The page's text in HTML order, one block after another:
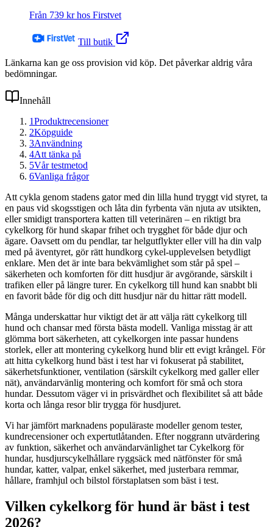
Från 739 kr hos Firstvet
Till butik
Länkarna kan ge oss provision vid köp. Det påverkar aldrig våra
bedömningar.
Innehåll
1Produktrecensioner
2Köpguide
3Användning
4Att tänka på
5Vår testmetod
6Vanliga frågor
Att cykla genom stadens gator med din lilla hund tryggt vid styret, ta
en paus vid skogsstigen och låta din fyrbenta vän njuta av utsikten,
eller smidigt transportera katten till veterinären – en riktigt bra
cykelkorg för hund skapar frihet och trygghet för både djur och
ägare. Oavsett om du pendlar, tar helgutflykter eller vill ha din valp
med på äventyret, gör rätt hundkorg cykel-upplevelsen betydligt
enklare. Men det är inte bara bekvämlighet som står på spel –
säkerheten och komforten för ditt husdjur är avgörande, särskilt i
trafiken eller på längre turer. En cykelkorg till hund kan snabbt bli
en favorit både för dig och ditt husdjur när du hittar rätt modell.
Många underskattar hur viktigt det är att välja rätt cykelkorg till
hund och chansar med första bästa modell. Vanliga misstag är att
glömma bort säkerheten, att cykelkorgen inte passar hundens
storlek, eller att montering cykelkorg hund blir ett evigt krångel. För
att hitta cykelkorg hund bäst i test har vi fokuserat på stabilitet,
säkerhetsfunktioner, ventilation (särskilt cykelkorg med galler eller
nät), användarvänlig montering och komfort för små och stora
hundar. Dessutom väger vi in prisvärdhet och flexibilitet så att både
korta och långa resor blir trygga för husdjuret.
Vi har jämfört marknadens populäraste modeller genom tester,
kundrecensioner och expertutlåtanden. Efter noggrann utvärdering
av funktion, säkerhet och användarvänlighet tar Cykelkorg för
hundar, husdjurscykelhållare ryggsäck med nätfönster för små
hundar, katter, valpar, enkel säkerhet, med justerbara remmar,
hållare, framhjul och bilstol förstaplatsen som bäst i test.
Vilken cykelkorg för hund är bäst i test
2026?